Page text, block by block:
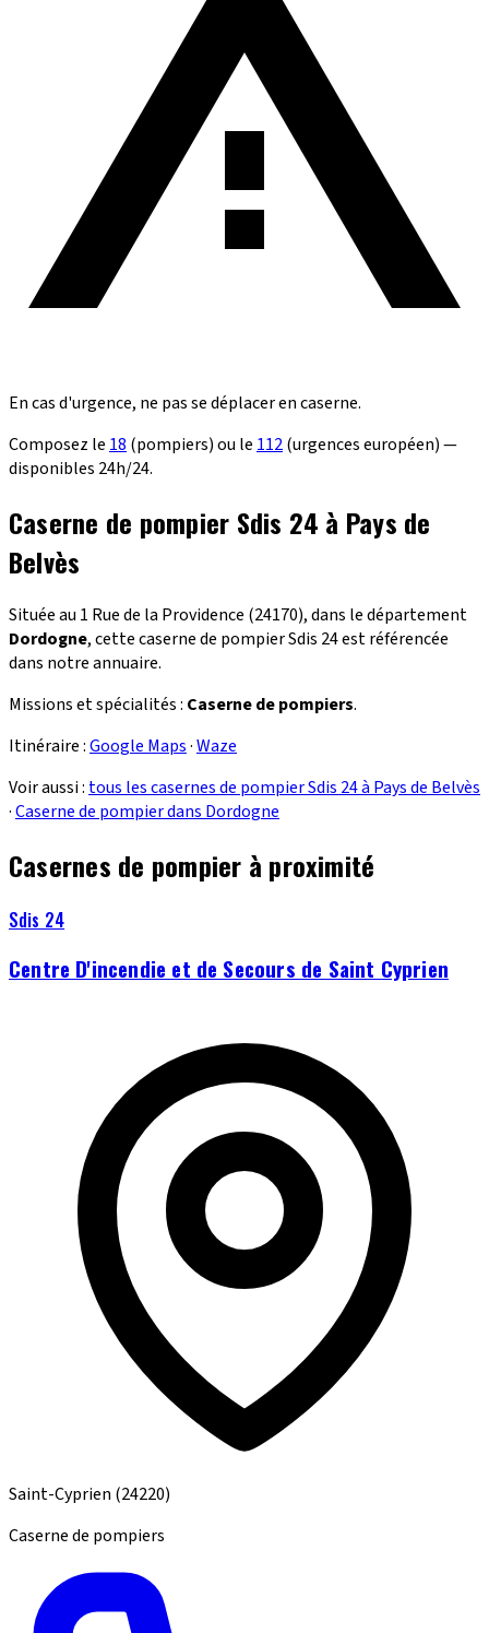
En cas d'urgence, ne pas se déplacer en caserne.
Composez le 18 (pompiers) ou le 112(urgences européen) —
disponibles 24h/24.
Caserne de pompier Sdis 24 à Pays de
Belvès
Située au 1 Rue de la Providence (24170), dans le département
Dordogne, cette caserne de pompier Sdis 24 est référencée
dans notre annuaire.
Missions et spécialités : Caserne de pompiers.
Itinéraire :Google Maps·Waze
Voir aussi : tous les casernes de pompier Sdis 24 à Pays de Belvès
·Caserne de pompier dans Dordogne
Casernes de pompier à proximité
Sdis 24
Centre D'incendie et de Secours de Saint Cyprien
Saint-Cyprien (24220)
Caserne de pompiers